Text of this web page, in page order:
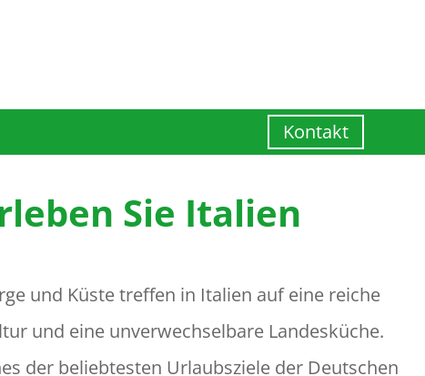
Kontakt
Sie Italien
und Küste treffen in Italien auf eine reiche
und eine unverwechselbare Landesküche.
der beliebtesten Urlaubsziele der Deutschen